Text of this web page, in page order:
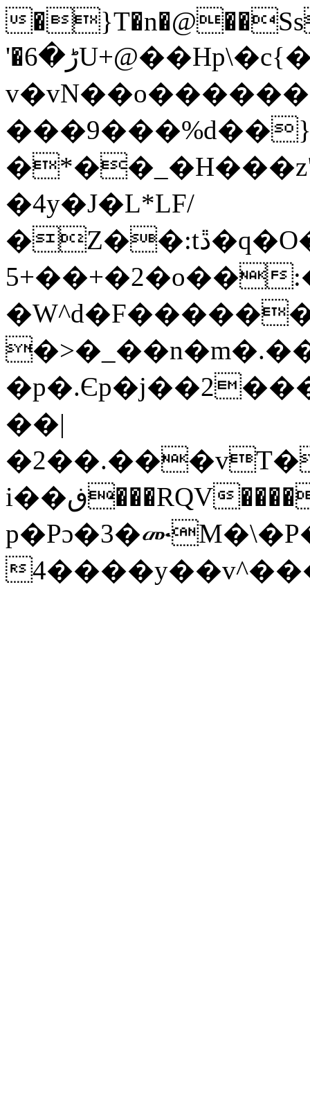
'�ڑ�6U+@��Hp\�c{�z��n��xN�����xƍ
�4y�J�L*LF/
�Z��:tڐ�q�O���O�go��`�mO�_w��^�M�o-
5+��+�2�o��
��|
i��ڧ���RQV����0������+�<��E�dZ���u����f.%,԰D�> ?